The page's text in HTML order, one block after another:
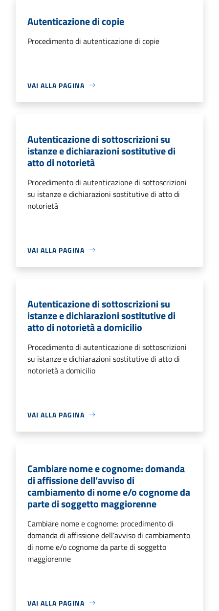
Autenticazione di copie
Procedimento di autenticazione di copie
VAI ALLA PAGINA
Autenticazione di sottoscrizioni su
istanze e dichiarazioni sostitutive di
atto di notorietà
Procedimento di autenticazione di sottoscrizioni
su istanze e dichiarazioni sostitutive di atto di
notorietà
VAI ALLA PAGINA
Autenticazione di sottoscrizioni su
istanze e dichiarazioni sostitutive di
atto di notorietà a domicilio
Procedimento di autenticazione di sottoscrizioni
su istanze e dichiarazioni sostitutive di atto di
notorietà a domicilio
VAI ALLA PAGINA
Cambiare nome e cognome: domanda
di affissione dell’avviso di
cambiamento di nome e/o cognome da
parte di soggetto maggiorenne
Cambiare nome e cognome: procedimento di
domanda di affissione dell’avviso di cambiamento
di nome e/o cognome da parte di soggetto
maggiorenne
VAI ALLA PAGINA